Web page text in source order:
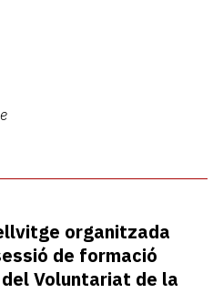
organitzada
de formació
Voluntariat de la